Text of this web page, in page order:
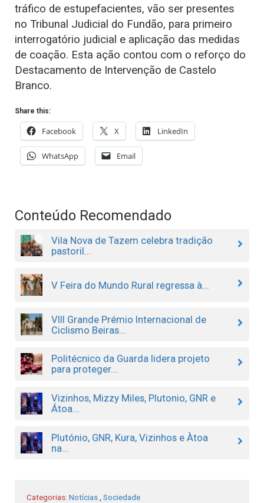
tráfico de estupefacientes, vão ser presentes
no Tribunal Judicial do Fundão, para primeiro
interrogatório judicial e aplicação das medidas
de coação. Esta ação contou com o reforço do
Destacamento de Intervenção de Castelo
Branco.
Share this:
Facebook X LinkedIn
WhatsApp Email
Conteúdo Recomendado
Vila Nova de Tazem celebra tradição
pastoril...
V Feira do Mundo Rural regressa à...
VIII Grande Prémio Internacional de
Ciclismo Beiras...
Politécnico da Guarda lidera projeto
para proteger...
Vizinhos, Mizzy Miles, Plutonio, GNR e
Átoa...
Plutónio, GNR, Kura, Vizinhos e Àtoa
na...
Categorias: Notícias, Sociedade